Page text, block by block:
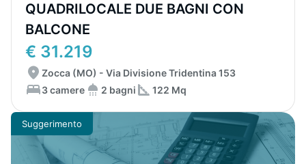
QUADRILOCALE DUE BAGNI CON
BALCONE
€ 31.219
Zocca (MO) - Via Divisione Tridentina 153
3 camere
2 bagni 122 Mq
Suggerimento